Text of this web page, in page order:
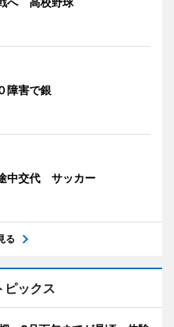
障害で銀
中交代 サッカー
る
ピックス